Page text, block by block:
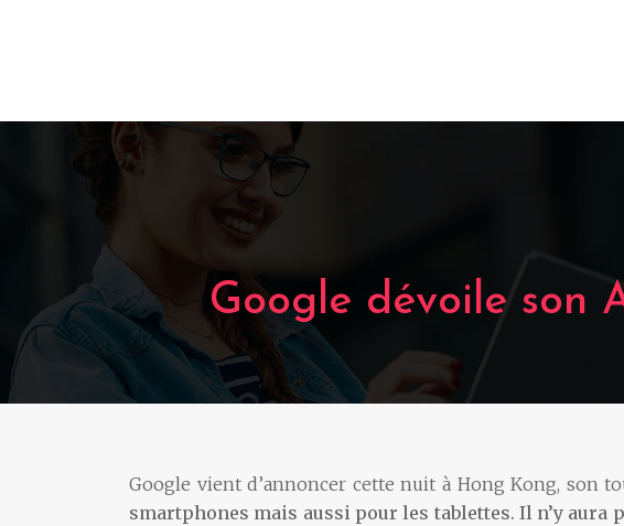
Google dévoile son
Google vient d’annoncer cette nuit à Hong Kong, son
smartphones mais aussi pour les tablettes. Il n’y aura